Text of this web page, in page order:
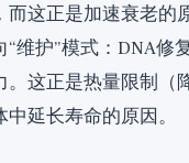
而这正是加速衰老的
维护”模式：DNA修
。这正是热量限制（
延长寿命的原因。